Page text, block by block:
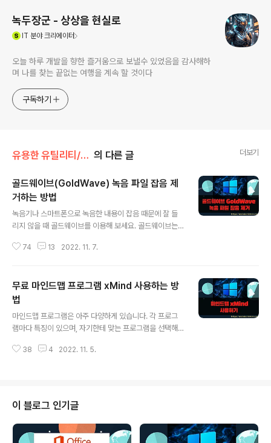
녹두장군 - 상상을 현실로
IT 분야 크리에이터
오늘 하루 개발을 향한 즐거움으로 보낼수 있었음을 감사해하
며 나를 찾는 끝없는 여행을 계속 할 것이다
구독하기
유용한 유틸리티/기타 의 다른 글 더보기
골드웨이브(GoldWave) 녹음 파일 잡음 제
거하는 방법
녹음기나 스마트폰으로 녹음한 내용이 잡음 때문에 잘 들
리지 않을 때 골드웨이브를 이용해 보세요. 골드웨이브는
잡음을 제거해서 음질을 향상시킬 수 있습니다. 그 외에도
다음과 같습니다. 화면 아래로 내려가면 이전 버전도 볼 수
있습니다. https://www.goldwave.com/release.ph
p GoldWave Download GoldWave is available f
or Windows. GoldWave Infinity works on most s
ystems including Linux, MacOS, Windows, Andr
oid, ..
74 13 2022. 11. 7.
무료 마인드맵 프로그램 xMind 사용하는 방
법
마인드맵 프로그램은 아주 다양하게 있습니다. 각 프로그
램마다 특징이 있으며, 자기한테 맞는 프로그램을 선택해
하나인데, 시간이 지나면서 여러 버전이 생겼습니다. 무료
ind 를 다운받기 위한 주소는 다음과 같습니다. 메인 화면
에서 다운로드 버튼을 클릭하면 파일을 받을 수 있는 페이
지로 이동합니다. https://www.xmindkorea.net/ ▼ x
Mind 는 3가지 버전이 있습니다. 3가지 버전의 라이센스
38 4 2022. 11. 5.
이 블로그 인기글